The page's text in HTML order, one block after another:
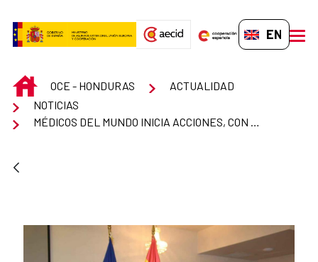
EN-GB
INICIOOCE - HONDURAS
ACTUALIDAD
NOTICIAS